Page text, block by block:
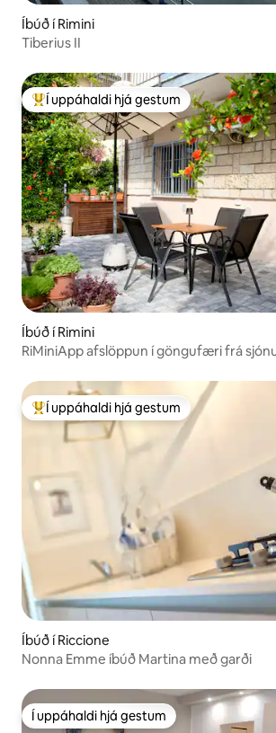
Íbúð í Rimini
Tiberius II
Í mestu uppáhaldi hjá gestum
Í uppáhaldi hjá gestum
Íbúð í Rimini
RiMiniApp afslöppun í göngufæri frá
Í mestu uppáhaldi hjá gestum
Í uppáhaldi hjá gestum
Íbúð í Riccione
Nonna Emme íbúð Martina með garði
Í uppáhaldi hjá gestum
Í uppáhaldi hjá gestum